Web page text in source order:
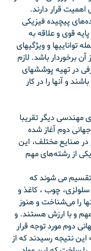
قرار دارند.
پیچیده فیزیکی
قوی و علاقه به
تواناییها و ویژگیهای
برخوردار باشد. لازم
در تهیه پوششهای
و آنها را در کار
دیگر تقریبا
دوم آغاز شده
در صنایع مختلف، این
از رشته‌های مهم
می شوند که
سلولزی، چوب ، کاغذ و
را می‌شناخت و هنوز
مهم و با ارزش هستند. و
دوم مورد توجه قرار
نتیجه رسیدند که از